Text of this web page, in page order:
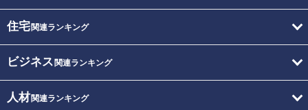
住宅関連ランキング
ビジネス 関連ランキング
人材関連ランキング